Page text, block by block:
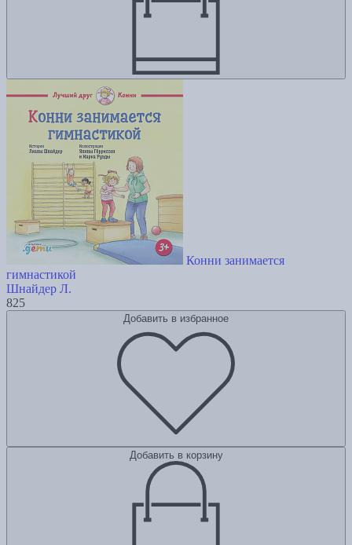
Конни занимается
гимнастикой
Шнайдер Л.
825
Добавить в избранное
Добавить в корзину